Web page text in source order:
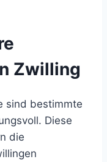
Zwilling
sind bestimmte
Diese
die